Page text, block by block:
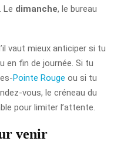
. Le dimanche, le bureau
vaut mieux anticiper si tu
en fin de journée. Si tu
Pointe Rouge ou si tu
vous, le créneau du
pour limiter l’attente.
venir